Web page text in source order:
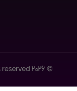
© 2026 Selerina. All rights reserved.